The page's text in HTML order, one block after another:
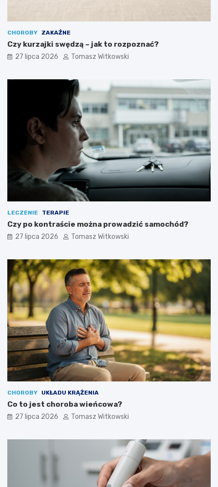
CHOROBY ZAKAŹNE
Czy kurzajki swędzą – jak to rozpoznać?
27 lipca 2026 Tomasz Witkowski
LECZENIE TERAPIE
Czy po kontraście można prowadzić samochód?
27 lipca 2026 Tomasz Witkowski
CHOROBY UKŁADU KRĄŻENIA
Co to jest choroba wieńcowa?
27 lipca 2026 Tomasz Witkowski